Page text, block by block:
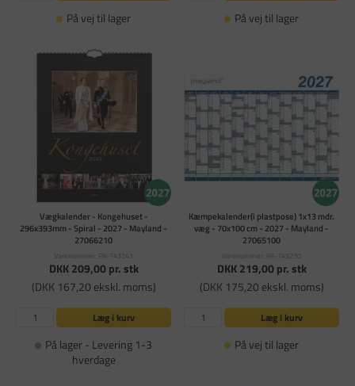
På vej til lager På vej til lager
Vægkalender - Kongehuset -
296x393mm - Spiral - 2027 - Mayland -
27066210
Varenummer: PA-743243
DKK 209,00pr. stk
(DKK 167,20 ekskl. moms)
Læg i kurv
På lager - Levering 1-3
hverdage
Kæmpekalender(i plastpose) 1x13 mdr.
væg - 70x100 cm - 2027 - Mayland -
27065100
Varenummer: PA-743230
DKK 219,00pr. stk
(DKK 175,20 ekskl. moms)
Læg i kurv
På vej til lager